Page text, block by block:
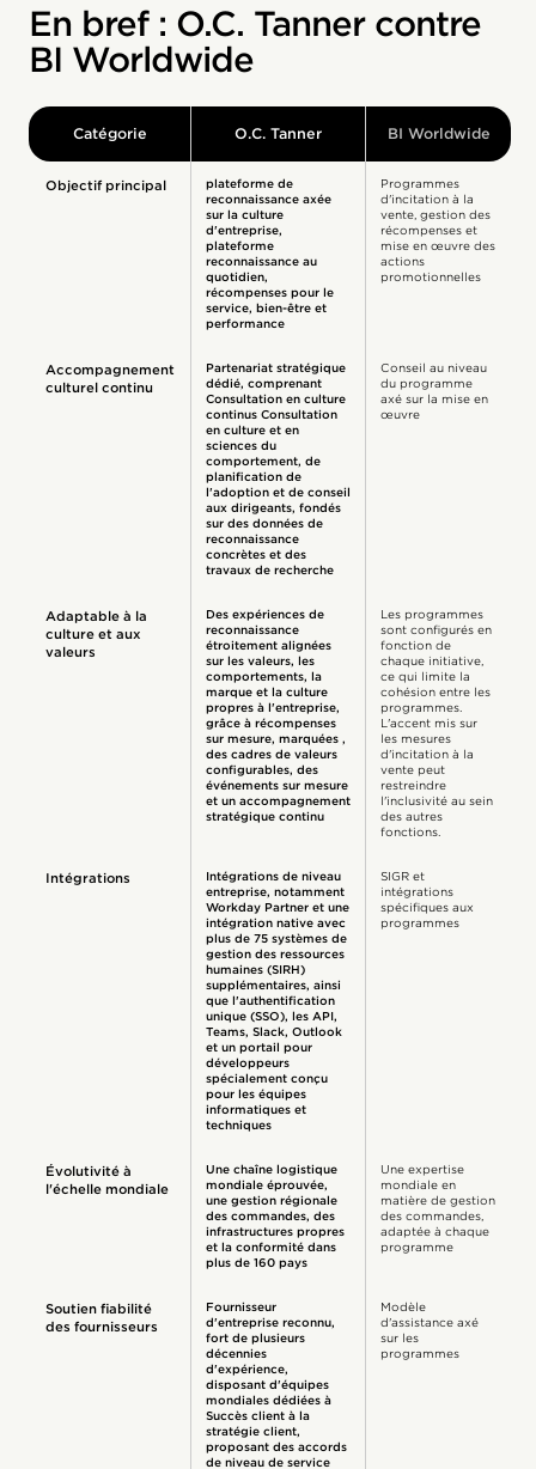
En bref : O.C. Tanner contre
BI Worldwide
Catégorie O.C. Tanner BI Worldwide
Objectif principal
plateforme de
reconnaissance axée
sur la culture
d'entreprise,
plateforme
reconnaissance au
quotidien,
récompenses pour le
service, bien-être et
performance
Programmes
d'incitation à la
vente, gestion des
récompenses et
mise en œuvre des
actions
promotionnelles
Accompagnement
culturel continu
Partenariat stratégique
dédié, comprenant
Consultation en culture
continus Consultation
en culture et en
sciences du
comportement, de
planification de
l'adoption et de conseil
aux dirigeants, fondés
sur des données de
reconnaissance
concrètes et des
travaux de recherche
Conseil au niveau
du programme
axé sur la mise en
œuvre
Adaptable à la
culture et aux
valeurs
Des expériences de
reconnaissance
étroitement alignées
sur les valeurs, les
comportements, la
marque et la culture
propres à l'entreprise,
grâce à récompenses
sur mesure, marquées ,
des cadres de valeurs
configurables, des
événements sur mesure
et un accompagnement
stratégique continu
Les programmes
sont configurés en
fonction de
chaque initiative,
ce qui limite la
cohésion entre les
programmes.
L'accent mis sur
les mesures
d'incitation à la
vente peut
restreindre
l'inclusivité au sein
des autres
fonctions.
Intégrations
Intégrations de niveau
entreprise, notamment
Workday Partner et une
intégration native avec
plus de 75 systèmes de
gestion des ressources
humaines (SIRH)
supplémentaires, ainsi
que l'authentification
unique (SSO), les API,
Teams, Slack, Outlook
et un portail pour
développeurs
spécialement conçu
pour les équipes
informatiques et
techniques
SIGR et
intégrations
spécifiques aux
programmes
Évolutivité à
l'échelle mondiale
Une chaîne logistique
mondiale éprouvée,
une gestion régionale
des commandes, des
infrastructures propres
et la conformité dans
plus de 160 pays
Une expertise
mondiale en
matière de gestion
des commandes,
adaptée à chaque
programme
Soutien fiabilité
des fournisseurs
Fournisseur
d'entreprise reconnu,
fort de plusieurs
décennies
d'expérience,
disposant d'équipes
mondiales dédiées à
Succès client à la
stratégie client,
proposant des accords
de niveau de service
Modèle
d'assistance axé
sur les
programmes